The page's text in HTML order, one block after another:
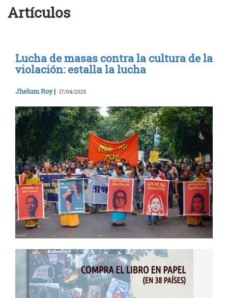
Artículos
Lucha de masas contra la cultura de la
violación: estalla la lucha
Jhelum Roy| 17/04/2025